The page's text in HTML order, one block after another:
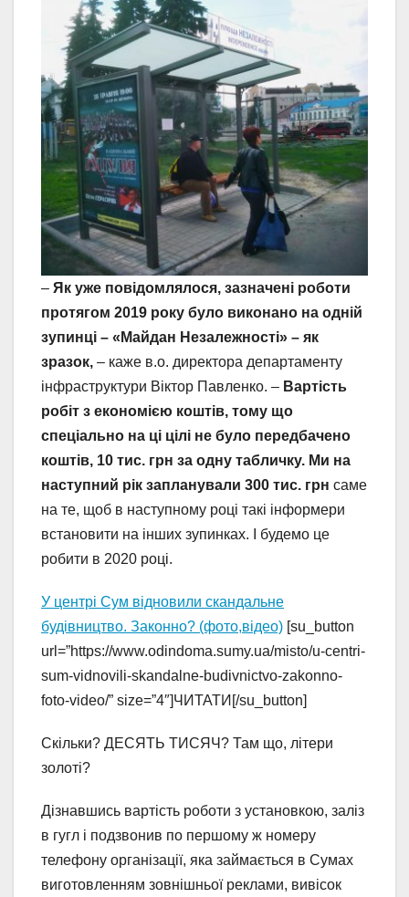
– Як уже повідомлялося, зазначені роботи
протягом 2019 року було виконано на одній
зупинці – «Майдан Незалежності» – як
зразок, – каже в.о. директора департаменту
інфраструктури Віктор Павленко. – Вартість
робіт з економією коштів, тому що
спеціально на ці цілі не було передбачено
коштів, 10 тис. грн за одну табличку. Ми на
наступний рік запланували 300 тис. грн саме
на те, щоб в наступному році такі інформери
встановити на інших зупинках. І будемо це
робити в 2020 році.
У центрі Сум відновили скандальне
будівництво. Законно? (фото,відео) [su_button
url=”https://www.odindoma.sumy.ua/misto/u-centri-
sum-vidnovili-skandalne-budivnictvo-zakonno-
foto-video/” size=”4″]ЧИТАТИ[/su_button]
Скільки? ДЕСЯТЬ ТИСЯЧ? Там що, літери
золоті?
Дізнавшись вартість роботи з установкою, заліз
в гугл і подзвонив по першому ж номеру
телефону організації, яка займається в Сумах
виготовленням зовнішньої реклами, вивісок